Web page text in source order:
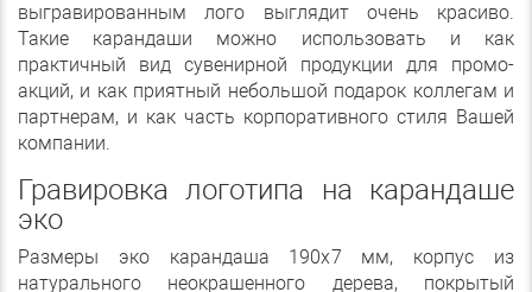
выгравированным лого выглядит очень красиво.
Такие карандаши можно использовать и как
практичный вид сувенирной продукции для промо-
акций, и как приятный небольшой подарок коллегам и
партнерам, и как часть корпоративного стиля Вашей
компании.
Гравировка логотипа на карандаше
эко
Размеры эко карандаша 190х7 мм, корпус из
натурального неокрашенного дерева, покрытый